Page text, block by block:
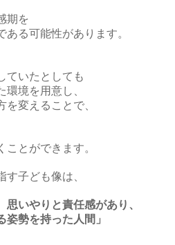
期を
る可能性があります。
ていたとしても
境を用意し、
を変えることで、
ことができます。
す子ども像は、
思いやりと責任感があり、
勢を持った人間」